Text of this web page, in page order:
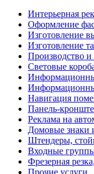
Интерьерная
Оформление
Изготовление
Изготовление
Производство и
Световые
Навигация
Панель-
Реклама на
Домовые знаки
Штендеры,
Входные
Фрезерная